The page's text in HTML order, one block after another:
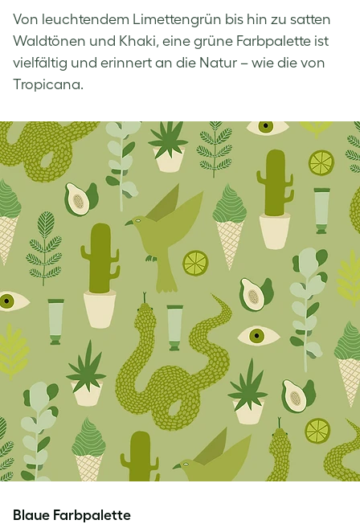
Von leuchtendem Limettengrün bis hin zu satten
Waldtönen und Khaki, eine grüne Farbpalette ist
vielfältig und erinnert an die Natur – wie die von
Tropicana.
Blaue Farbpalette